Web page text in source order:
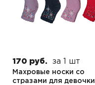
170 руб. за 1 шт
Махровые носки со
стразами для девочки